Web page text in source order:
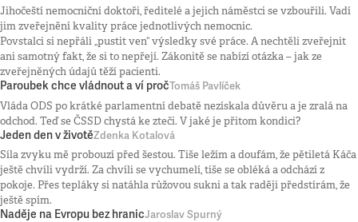
Jihočeští nemocniční doktoři, ředitelé a jejich náměstci se vzbouřili. Vadí
jim zveřejnění kvality práce jednotlivých nemocnic.
Povstalci si nepřáli „pustit ven“ výsledky své práce. A nechtěli zveřejnit
ani samotný fakt, že si to nepřejí. Zákonitě se nabízí otázka – jak ze
zveřejněných údajů těží pacienti.
Paroubek chce vládnout a ví pročTomáš Pavlíček
Vláda ODS po krátké parlamentní debatě nezískala důvěru a je zralá na
odchod. Teď se ČSSD chystá ke zteči. V jaké je přitom kondici?
Jeden den v životěZdenka Kotalová
Síla zvyku mě probouzí před šestou. Tiše ležím a doufám, že pětiletá Káča
ještě chvíli vydrží. Za chvíli se vychumelí, tiše se obléká a odchází z
pokoje. Přes tepláky si natáhla růžovou sukni a tak raději předstírám, že
ještě spím.
Naděje na Evropu bez hranicJaroslav Spurný